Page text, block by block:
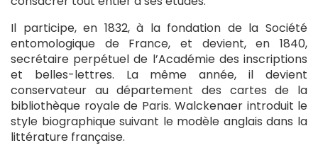
Il participe, en 1832, à la fondation de la Société
entomologique de France, et devient, en 1840,
secrétaire perpétuel de l’Académie des inscriptions
et belles-lettres. La même année, il devient
conservateur au département des cartes de la
bibliothèque royale de Paris. Walckenaer introduit le
style biographique suivant le modèle anglais dans la
littérature française.